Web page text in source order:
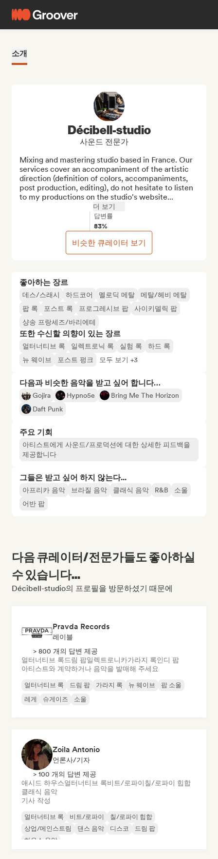
소개
좋아하는 장르
데스/스래시 하드코어 멜로딕 메탈
메탈/헤비 메탈
팝 록
포스트 록 프로그레시브 팝
사이키델릭 팝
샹송 프랑세즈/바리에테
또한 수신할 의향이 있는 장르
얼터너티브 록 일렉트로닉 록 실험 록
하드 록
뉴 웨이브
포스트 펑크 모두 보기 +3
다음과 비슷한 음악을 받고 싶어 합니다…
Gojira Hypno5e
Bring Me The Horizon
Daft Punk
주요 기회
아티스트에게 사운드/프로덕션에 대한 상세한 피드백을
제공합니다
그들은 받고 싶어 하지 않는다...
아프리카 음악 브라질 음악 클래식 음악 R&B
소울
어반 팝
Décibell-studio
사운드 전문가
Mixing and mastering studio based in France. Our
services cover an accompaniment of the artistic
direction (definition of colors, accompaniments,
post production, editing), do not hesitate to listen
to my productions on the studio's website...
더 보기
답변률
83%
비슷한 큐레이터 보기
다음 큐레이터/전문가들도 좋아하실
수 있습니다...
Décibell-studio의 프로필을 방문하셨기 때문에
Pravda Records
레이블
> 800 개의 답변 제공
얼터너티브 록드림 팝일렉트로니카가라지 록인디 팝
아티스트와 계약하거나 음악을 발매해 주세요
얼터너티브 록 드림 팝 가라지 록 뉴 웨이브
팝 소울
레게
슈게이즈 소울
Zoila Antonio
언론사/기자
> 100 개의 답변 제공
애시드 하우스얼터너티브 록비트/로파이칠/로파이 힙합
클래식 음악
기사 작성
얼터너티브 록 비트/로파이
칠/로파이 힙합
상업/메인스트림
댄스 음악 디스코
드림 팝
하우스 음악